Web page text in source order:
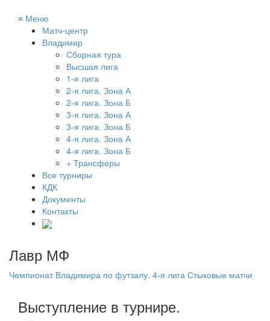
≡ Меню
Матч-центр
Владимир
Сборная тура
Высшая лига
1-я лига
2-я лига. Зона А
2-я лига. Зона Б
3-я лига. Зона А
3-я лига. Зона Б
4-я лига. Зона А
4-я лига. Зона Б
+ Трансферы
Все турниры
КДК
Документы
Контакты
Лавр МФ
Чемпионат Владимира по футзалу. 4-я лига Стыковые матчи
Выступление в турнире.